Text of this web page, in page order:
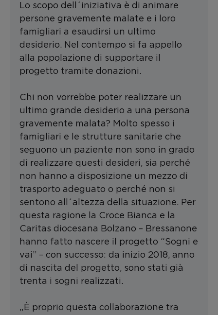
Lo scopo dell´iniziativa è di animare
persone gravemente malate e i loro
famigliari a esaudirsi un ultimo
desiderio. Nel contempo si fa appello
alla popolazione di supportare il
progetto tramite donazioni.
Chi non vorrebbe poter realizzare un
ultimo grande desiderio a una persona
gravemente malata? Molto spesso i
famigliari e le strutture sanitarie che
seguono un paziente non sono in grado
di realizzare questi desideri, sia perché
non hanno a disposizione un mezzo di
trasporto adeguato o perché non si
sentono all´altezza della situazione. Per
questa ragione la Croce Bianca e la
Caritas diocesana Bolzano – Bressanone
hanno fatto nascere il progetto “Sogni e
vai” – con successo: da inizio 2018, anno
di nascita del progetto, sono stati già
trenta i sogni realizzati.
„È proprio questa collaborazione tra